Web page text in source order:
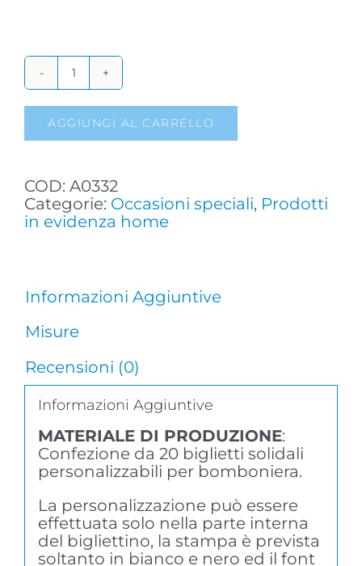
CONFEZIONE
20
BIGLIETTI
PER
BOMBONIERA
quantità
AGGIUNGI AL CARRELLO
COD: A0332
Categorie: Occasioni speciali, Prodotti
in evidenza home
Informazioni Aggiuntive
Misure
Recensioni (0)
Informazioni Aggiuntive
MATERIALE DI PRODUZIONE:
Confezione da 20 biglietti solidali
personalizzabili per bomboniera.
La personalizzazione può essere
effettuata solo nella parte interna
del bigliettino, la stampa è prevista
soltanto in bianco e nero ed il font